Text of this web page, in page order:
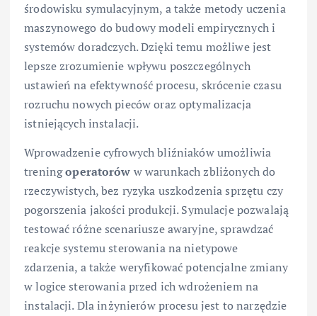
środowisku symulacyjnym, a także metody uczenia
maszynowego do budowy modeli empirycznych i
systemów doradczych. Dzięki temu możliwe jest
lepsze zrozumienie wpływu poszczególnych
ustawień na efektywność procesu, skrócenie czasu
rozruchu nowych pieców oraz optymalizacja
istniejących instalacji.
Wprowadzenie cyfrowych bliźniaków umożliwia
treningoperatorów w warunkach zbliżonych do
rzeczywistych, bez ryzyka uszkodzenia sprzętu czy
pogorszenia jakości produkcji. Symulacje pozwalają
testować różne scenariusze awaryjne, sprawdzać
reakcje systemu sterowania na nietypowe
zdarzenia, a także weryfikować potencjalne zmiany
w logice sterowania przed ich wdrożeniem na
instalacji. Dla inżynierów procesu jest to narzędzie